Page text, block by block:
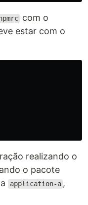
com o
estar com o
realizando o
o pacote
application-a ,